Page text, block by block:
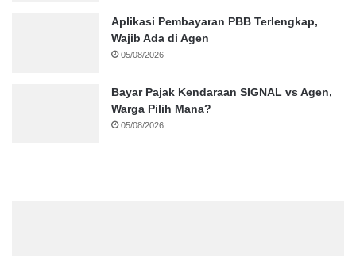
Aplikasi Pembayaran PBB Terlengkap,
Wajib Ada di Agen
05/08/2026
Bayar Pajak Kendaraan SIGNAL vs Agen,
Warga Pilih Mana?
05/08/2026